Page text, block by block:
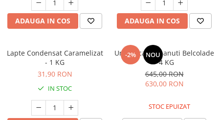
ADAUGA IN COS ADAUGA IN COS
Lapte Condensat Caramelizat
- 1 KG
31,90 RON
IN STOC
-2% NOU
Unt de cacao banuti Belcolade
- 4 KG
645,00 RON
630,00 RON
STOC EPUIZAT